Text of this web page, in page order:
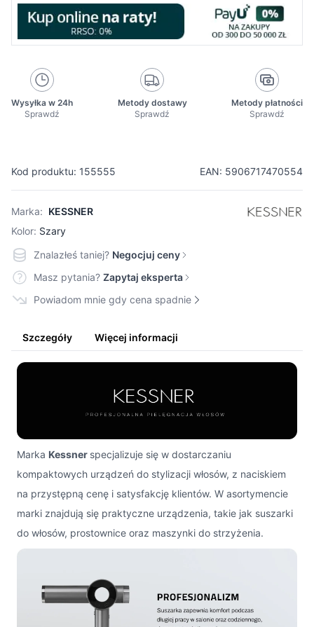
Kod produktu: 155555 EAN: 5906717470554
Marka: KESSNER
Kolor: Szary
Wysyłka w 24h
Sprawdź
Metody dostawy
Sprawdź
Metody płatności
Sprawdź
Znalazłeś taniej? Negocjuj ceny
Masz pytania? Zapytaj eksperta
Powiadom mnie gdy cena spadnie
Szczegóły Więcej informacji
Marka Kessner specjalizuje się w dostarczaniu
kompaktowych urządzeń do stylizacji włosów, z naciskiem
na przystępną cenę i satysfakcję klientów. W asortymencie
marki znajdują się praktyczne urządzenia, takie jak suszarki
do włosów, prostownice oraz maszynki do strzyżenia.